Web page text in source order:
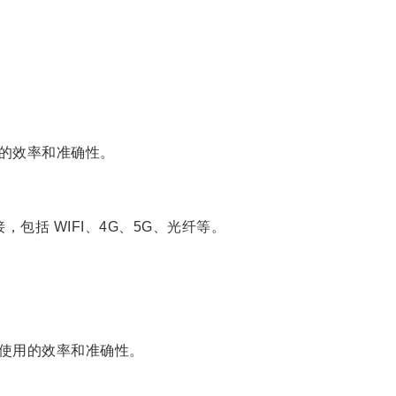
率和准确性。
包括 WIFI、4G、5G、光纤等。
的效率和准确性。